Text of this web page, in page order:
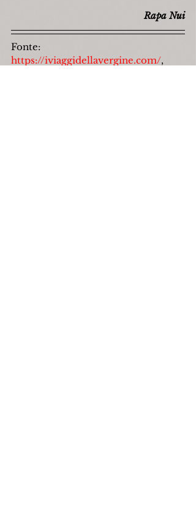
Rapa Nui
Fonte:
https://iviaggidellavergine.com/,